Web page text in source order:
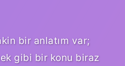
bir anlatım var;
gibi bir konu biraz